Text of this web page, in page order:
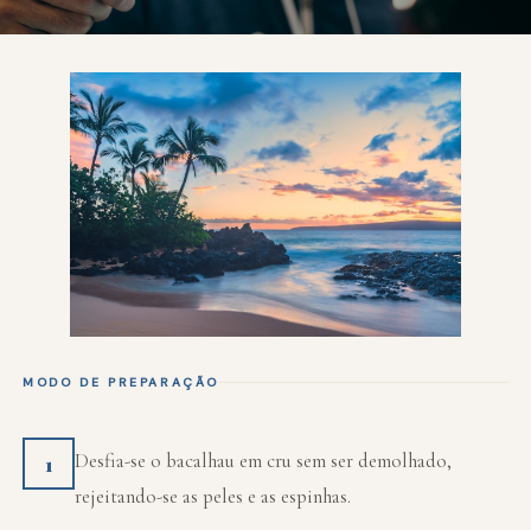
MODO DE PREPARAÇÃO
1
Desfia-se o bacalhau em cru sem ser demolhado,
rejeitando-se as peles e as espinhas.